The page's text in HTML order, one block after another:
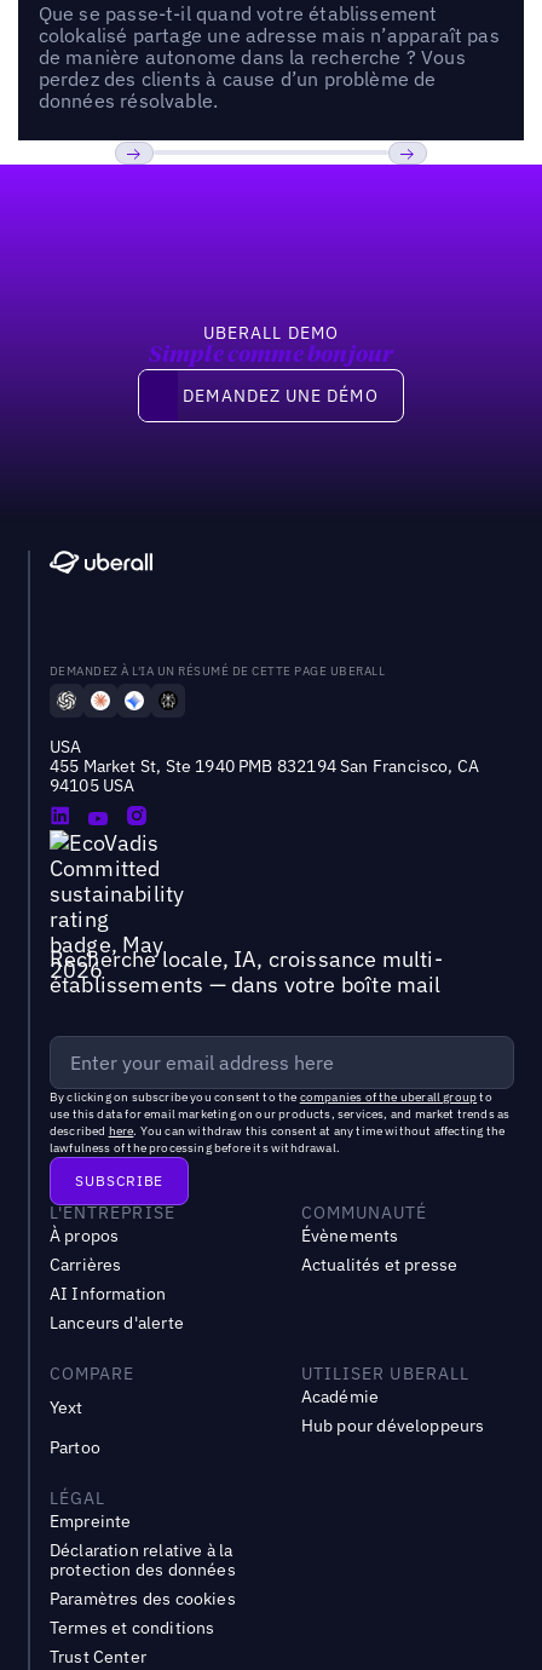
Que se passe-t-il quand votre établissement
colokalisé partage une adresse mais n’apparaît pas
de manière autonome dans la recherche ? Vous
perdez des clients à cause d’un problème de
données résolvable.
UBERALL DEMO
Simple comme bonjour
Demandez une démo
DEMANDEZ UNE DÉMO
DEMANDEZ À L'IA UN RÉSUMÉ DE CETTE PAGE UBERALL
USA
455 Market St, Ste 1940 PMB 832194 San Francisco, CA
94105 USA
Recherche locale, IA, croissance multi-
établissements — dans votre boîte mail
By clicking on subscribe you consent to the companies of the uberall groupto
use this data for email marketing on our products, services, and market trends as
described here. You can withdraw this consent at any time without affecting the
lawfulness of the processing before its withdrawal.
L'ENTREPRISE
À propos
Carrières
AI Information
Lanceurs d'alerte
COMMUNAUTÉ
Évènements
Actualités et presse
COMPARE
Yext
Partoo
UTILISER UBERALL
Académie
Hub pour développeurs
LÉGAL
Empreinte
Déclaration relative à la
protection des données
Paramètres des cookies
Termes et conditions
Trust Center